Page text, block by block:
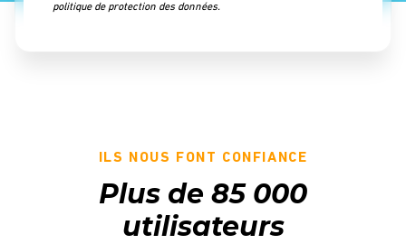
politique de protection des données.
ILS NOUS FONT CONFIANCE
Plus de 85 000
utilisateurs